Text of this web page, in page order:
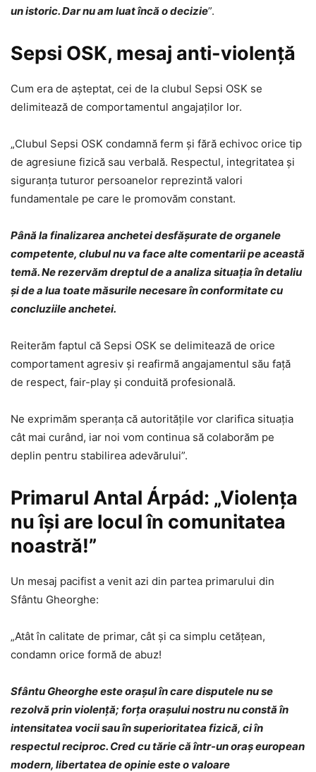
un istoric. Dar nu am luat încă o decizie”.
Sepsi OSK, mesaj anti-violență
Cum era de așteptat, cei de la clubul Sepsi OSK se
delimitează de comportamentul angajaților lor.
„Clubul Sepsi OSK condamnă ferm și fără echivoc orice tip
de agresiune fizică sau verbală. Respectul, integritatea și
siguranța tuturor persoanelor reprezintă valori
fundamentale pe care le promovăm constant.
Până la finalizarea anchetei desfășurate de organele
competente, clubul nu va face alte comentarii pe această
temă. Ne rezervăm dreptul de a analiza situația în detaliu
și de a lua toate măsurile necesare în conformitate cu
concluziile anchetei.
Reiterăm faptul că Sepsi OSK se delimitează de orice
comportament agresiv și reafirmă angajamentul său față
de respect, fair-play și conduită profesională.
Ne exprimăm speranța că autoritățile vor clarifica situația
cât mai curând, iar noi vom continua să colaborăm pe
deplin pentru stabilirea adevărului”.
Primarul Antal Árpád: „Violența
nu își are locul în comunitatea
noastră!”
Un mesaj pacifist a venit azi din partea primarului din
Sfântu Gheorghe:
„Atât în calitate de primar, cât și ca simplu cetățean,
condamn orice formă de abuz!
Sfântu Gheorghe este orașul în care disputele nu se
rezolvă prin violență; forța orașului nostru nu constă în
intensitatea vocii sau în superioritatea fizică, ci în
respectul reciproc. Cred cu tărie că într-un oraș european
modern, libertatea de opinie este o valoare